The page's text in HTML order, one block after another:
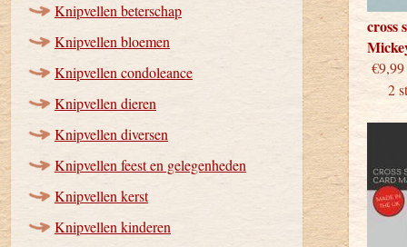
Knipvellen beterschap
Knipvellen bloemen
Knipvellen condoleance
Knipvellen dieren
Knipvellen diversen
Knipvellen feest en gelegenheden
Knipvellen kerst
Knipvellen kinderen
cross
2